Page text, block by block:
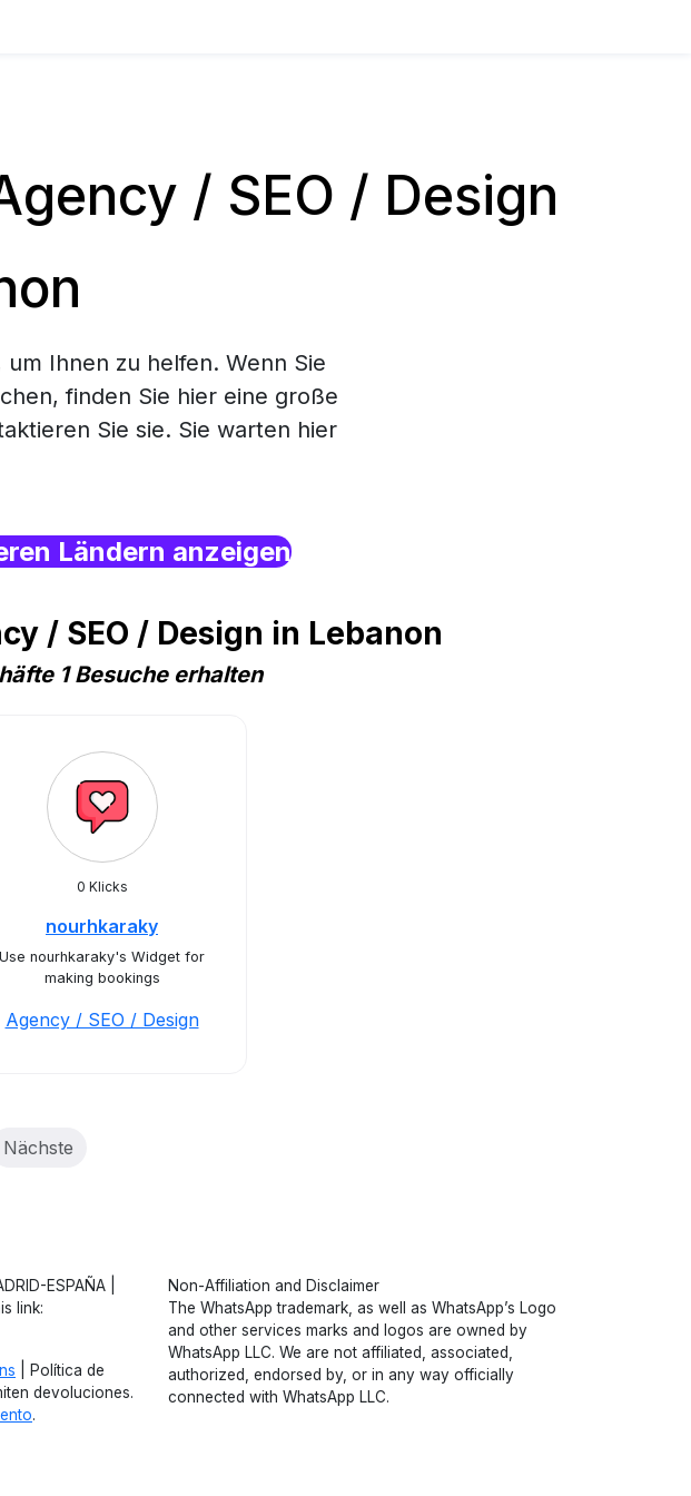
/ SEO / Design
Ihnen zu helfen. Wenn Sie
finden Sie hier eine große
Sie sie. Sie warten hier
Ländern anzeigen
/ SEO / Design in Lebanon
1 Besuche erhalten
0 Klicks
nourhkaraky
Use nourhkaraky's Widget for
making bookings
Agency / SEO / Design
Nächste
ESPAÑA |
link:
| Política de
devoluciones.
.
Non-Affiliation and Disclaimer
The WhatsApp trademark, as well as WhatsApp’s Logo
and other services marks and logos are owned by
WhatsApp LLC. We are not affiliated, associated,
authorized, endorsed by, or in any way officially
connected with WhatsApp LLC.